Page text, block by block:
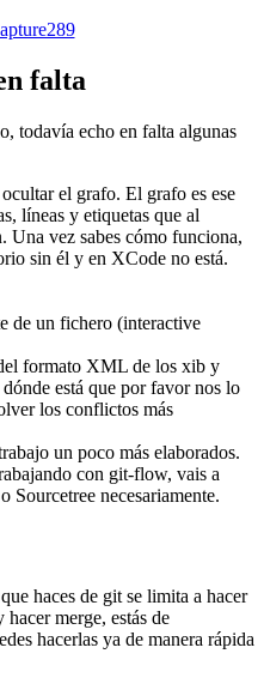
falta
todavía echo en falta algunas
el grafo. El grafo es ese
líneas y etiquetas que al
Una vez sabes cómo funciona,
sin él y en XCode no está.
de un fichero (interactive
formato XML de los xib y
está que por favor nos lo
los conflictos más
un poco más elaborados.
con git-flow, vais a
Sourcetree necesariamente.
haces de git se limita a hacer
merge, estás de
hacerlas ya de manera rápida